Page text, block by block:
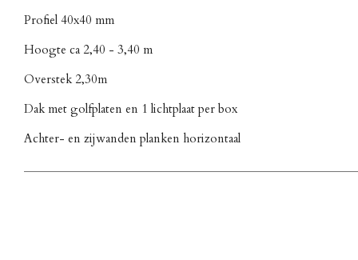
Profiel 40x40 mm
Hoogte ca 2,40 - 3,40 m
Overstek 2,30m
Dak met golfplaten en 1 lichtplaat per box
Achter- en zijwanden planken horizontaal